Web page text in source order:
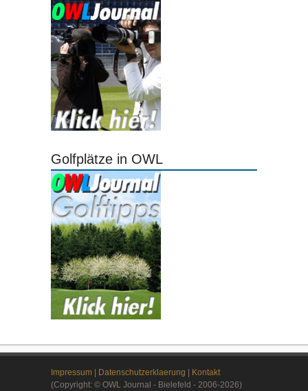
Golfplätze in OWL
Impressum | Datenschutzerklaerung | Kontakt
(Copyright: © OWL Journal - Bielefeld - 2006-2026)